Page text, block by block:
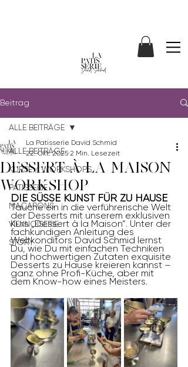
Beitrag
ALLE BEITRÄGE
KURSE / WORKSHOPS
PATISSERIE
MACARONS
VIENNOISERIE
STORY
ALLE BEITRÄGE
DESSERT À LA MAISON
WORKSHOP
La Patisserie David Schmid
22. Okt. 2025 2 Min. Lesezeit
DIE SÜSSE KUNST FÜR ZU HAUSE
Tauche ein in die verführerische Welt
der Desserts mit unserem exklusiven
Kurs „Dessert à la Maison“. Unter der
fachkundigen Anleitung des
Weltkonditors David Schmid lernst
Du, wie Du mit einfachen Techniken
und hochwertigen Zutaten exquisite
Desserts zu Hause kreieren kannst –
ganz ohne Profi-Küche, aber mit
dem Know-how eines Meisters.